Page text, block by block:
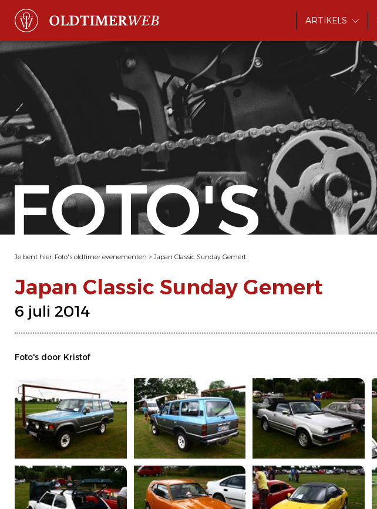
ARTIKELS
FOTO'S
Je bent hier: Foto's oldtimer evenementen >Japan Classic Sunday Gemert
Japan Classic Sunday Gemert
6 juli 2014
Foto's door Kristof